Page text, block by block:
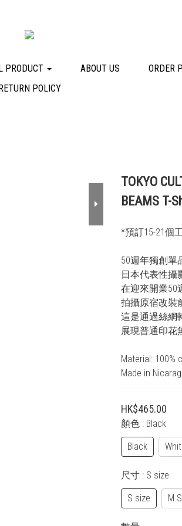
PRODUCT ABOUT US ORDER
POLICY
TOKYO
BEAMS T-
*預訂15-21個
50週年獨創單
日本代表性攝
在迎來開業50
拍攝原宿改裝
這是通過絲網
展現普通印花
Material: 100%
Made in
HK$465.00
顏色 : Black
Black
尺寸 : S size
S size M